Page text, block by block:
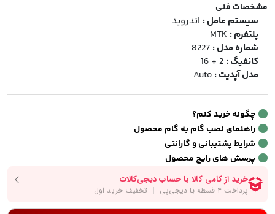
مشخصات فنی
سیستم عامل : اندروید
پلتفرم : MTK
شماره مدل : 8227
کانفیگ : 2 + 16
مدل آپدیت : Auto
چگونه خرید کنم؟
راهنمای نصب گام به گام محصول
شرایط پشتیبانی و گارانتی
پرسش های رایج محصول